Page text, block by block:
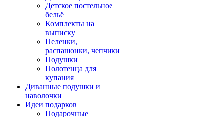
Детское постельное
бельё
Комплекты на
выписку
Пеленки,
распашонки, чепчики
Подушки
Полотенца для
купания
Диванные подушки и
наволочки
Идеи подарков
Подарочные